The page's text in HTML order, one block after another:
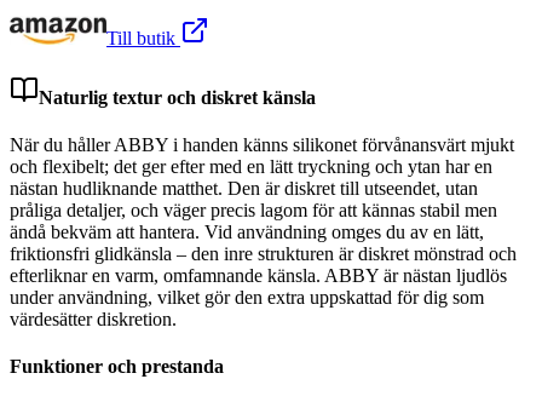
Till butik
Naturlig textur och diskret känsla
När du håller ABBY i handen känns silikonet förvånansvärt mjukt
och flexibelt; det ger efter med en lätt tryckning och ytan har en
nästan hudliknande matthet. Den är diskret till utseendet, utan
pråliga detaljer, och väger precis lagom för att kännas stabil men
ändå bekväm att hantera. Vid användning omges du av en lätt,
friktionsfri glidkänsla – den inre strukturen är diskret mönstrad och
efterliknar en varm, omfamnande känsla. ABBY är nästan ljudlös
under användning, vilket gör den extra uppskattad för dig som
värdesätter diskretion.
Funktioner och prestanda